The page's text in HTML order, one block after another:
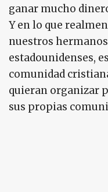
ganar mucho
Y en lo que
nuestros
estadounidenses,
comunidad
quieran organizar
sus propias